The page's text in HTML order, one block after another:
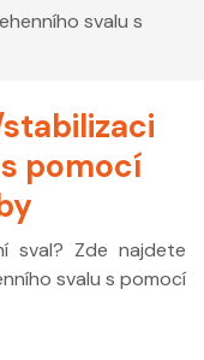
svalu s
pomocí
sval? Zde najdete
svalu s pomocí